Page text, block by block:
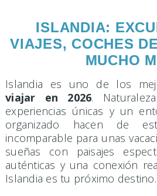
ISLANDIA:
VIAJES, COCHES
MUCHO
Islandia es uno de los
viajar en 2026.
experiencias únicas y un
organizado hacen de
incomparable para unas
sueñas con paisajes
auténticas y una conexión
Islandia es tu próximo destino.